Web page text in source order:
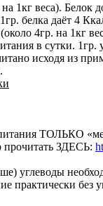
на 1кг веса). Белок
белка даёт 4
(около 4гр. на 1кг
в сутки. 1гр.
исходя из
ТОЛЬКО
ЗДЕСЬ:
углеводы
практически без